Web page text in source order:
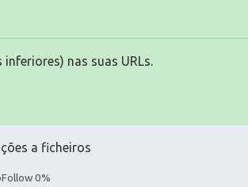
nas suas URLs.
a ficheiros
0%